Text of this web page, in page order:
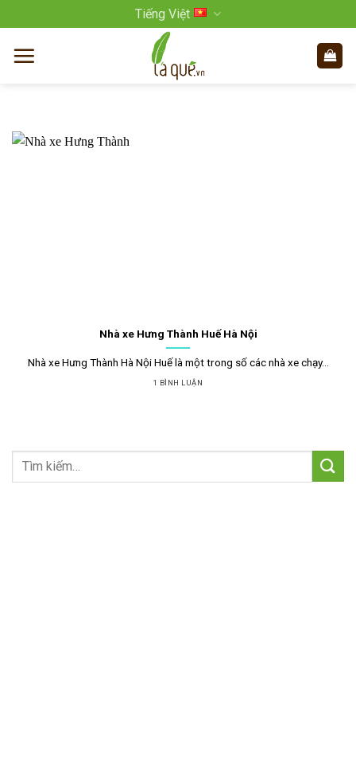
qua
nội
Tiếng Việt
Nhà xe Hưng Thành Huế Hà Nội
Nhà xe Hưng Thành Hà Nội Huế là một trong số các nhà xe chạy...
1 BÌNH LUẬN